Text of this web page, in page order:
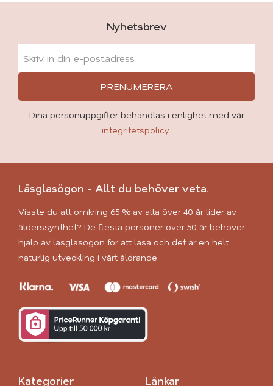
Nyhetsbrev
PRENUMERERA
Dina personuppgifter behandlas i enlighet med vår
integritetspolicy.
Läsglasögon - Allt du behöver veta.
Visste du att omkring 65 % av alla över 40 år lider av
ålderssynthet? De flesta personer över 50 år behöver
hjälp av läsglasögon för att läsa och det är en helt
naturlig utveckling i vårt åldrande.
Kategorier Länkar